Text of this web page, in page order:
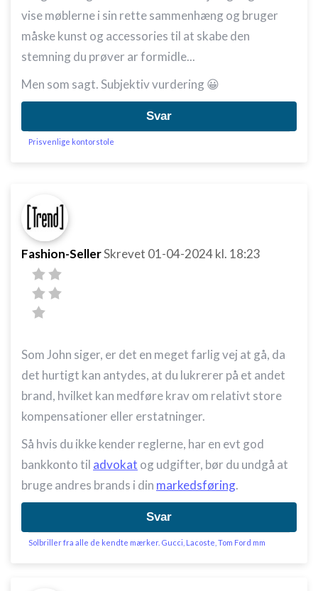
vise møblerne i sin rette sammenhæng og bruger
måske kunst og accessories til at skabe den
stemning du prøver ar formidle...
Men som sagt. Subjektiv vurdering 😀
Svar
Prisvenlige kontorstole
Fashion-SellerSkrevet 01-04-2024kl. 18:23
Som John siger, er det en meget farlig vej at gå, da
det hurtigt kan antydes, at du lukrerer på et andet
brand, hvilket kan medføre krav om relativt store
kompensationer eller erstatninger.
Så hvis du ikke kender reglerne, har en evt god
bankkonto til advokat og udgifter, bør du undgå at
bruge andres brands i din markedsføring.
Svar
Solbriller fra alle de kendte mærker. Gucci, Lacoste, Tom Ford mm